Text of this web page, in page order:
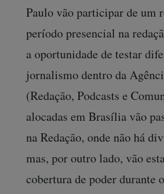
Paulo vão participar de um
período presencial na
a oportunidade de testar
jornalismo dentro da
(Redação, Podcasts e
alocadas em Brasília vão
na Redação, onde não há
mas, por outro lado, vão
cobertura de poder durante